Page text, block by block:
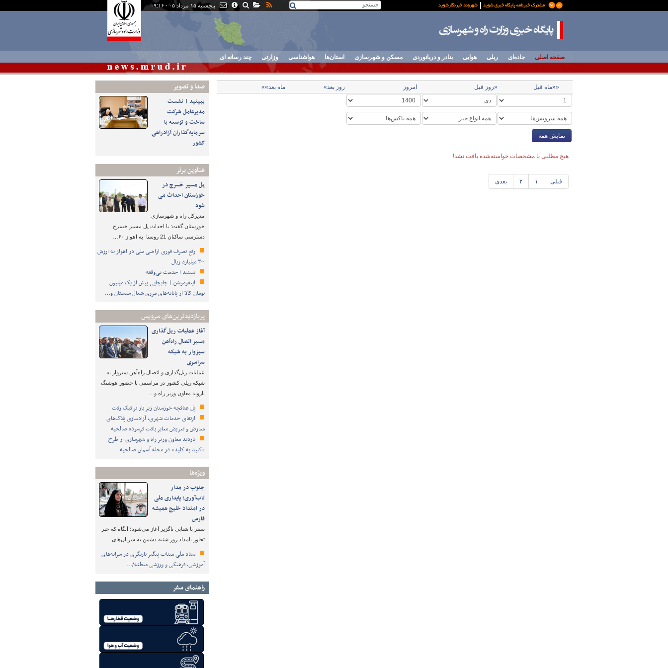
پنجشنبه ۱۵ مرداد ۰۵ - ۰۹:۱۶
صفحه اصلی جاده‌ای ریلی هوایی بنادر و دریانوردی مسکن و شهرسازی استان‌ها هواشناسی وزارتی چند رسانه ای
صدا و تصوير
ببینید | نشست
مدیرعامل شرکت
ساخت و توسعه با
سرمایه‌گذاران آزادراهی
کشور
عناوین برتر
پل مسیر خسرج در
خوزستان احداث می
شود
مدیرکل راه و شهرسازی
خوزستان گفت: با احداث پل مسیر خسرج
دسترسی ساکنان 21 روستا به اهواز ۶۰…
رفع تصرف فوری اراضی ملی در اهواز به ارزش
۳۰۰ میلیارد ریال
ببینید ا خدمت بی‌وقفه
اینفوموشن | جابجایی بیش از یک میلیون
تومان کالا از پایانه‌های مرزی شمال سیستان و…
پربازدیدترین‌های سرویس
آغاز عملیات ریل‌گذاری
مسیر اتصال راه‌آهن
سبزوار به شبکه
سراسری
عملیات ریل‌گذاری و اتصال راه‌آهن سبزوار به
شبکه ریلی کشور در مراسمی با حضور هوشنگ
بازوند معاون وزیر راه و…
پل عنافچه خوزستان زیر بار ترافیک رفت
ارتقای خدمات شهری، آزادسازی پلاک‌های
معارض و تعریض معابر بافت فرسوده صالحیه
بازدید معاون وزیر راه و شهرسازی از طرح
«کلید به کلید» در محله آسمان صالحیه
ویژه‌ها
جنوب در مدار
تاب‌آوری؛ پایداری ملی
در امتداد خلیج همیشه
فارس
سفر با شتابی ناگزیر آغاز می‌شود؛ آنگاه که خبر
تجاوز بامداد روز شنبه دشمن به شریان‌های…
ستاد ملی میناب پیگیر بازنگری در سرانه‌های
آموزشی، فرهنگی و ورزشی منطقه/…
راهنمای سفر
««ماه قبل «روز قبل امروز روز بعد» ماه بعد»»
نمایش همه
هیچ مطلبی با مشخصات خواسته‌شده یافت نشد!
قبلی ۱ ۲ بعدی